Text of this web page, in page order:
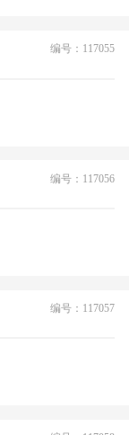
编号：117055
编号：117056
编号：117057